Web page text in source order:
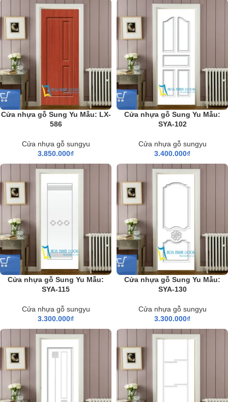
Cửa nhựa gỗ Sung Yu Mẫu: LX-
586
Cửa nhựa gỗ sungyu
3.850.000₫
Cửa nhựa gỗ Sung Yu Mẫu:
SYA-102
Cửa nhựa gỗ sungyu
3.400.000₫
Cửa nhựa gỗ Sung Yu Mẫu:
SYA-115
Cửa nhựa gỗ sungyu
3.300.000₫
Cửa nhựa gỗ Sung Yu Mẫu:
SYA-130
Cửa nhựa gỗ sungyu
3.300.000₫